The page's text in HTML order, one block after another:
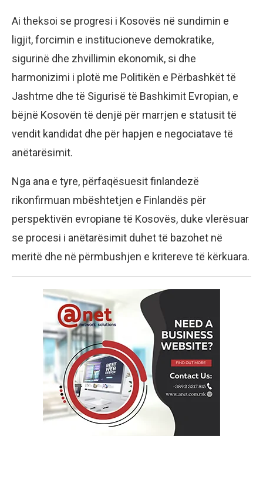
Ai theksoi se progresi i Kosovës në sundimin e
ligjit, forcimin e institucioneve demokratike,
sigurinë dhe zhvillimin ekonomik, si dhe
harmonizimi i plotë me Politikën e Përbashkët të
Jashtme dhe të Sigurisë të Bashkimit Evropian, e
bëjnë Kosovën të denjë për marrjen e statusit të
vendit kandidat dhe për hapjen e negociatave të
anëtarësimit.
Nga ana e tyre, përfaqësuesit finlandezë
rikonfirmuan mbështetjen e Finlandës për
perspektivën evropiane të Kosovës, duke vlerësuar
se procesi i anëtarësimit duhet të bazohet në
meritë dhe në përmbushjen e kritereve të kërkuara.